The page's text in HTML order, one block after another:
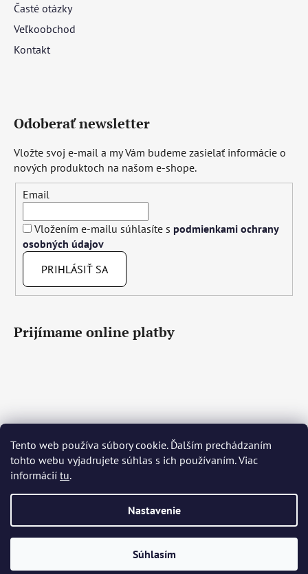
Tento web používa súbory cookie. Ďalším prechádzaním
tohto webu vyjadrujete súhlas s ich používaním. Viac
informácií tu.
Nastavenie
Súhlasím
Časté otázky
Veľkoobchod
Kontakt
Odoberať newsletter
Vložte svoj e-mail a my Vám budeme zasielať informácie o
nových produktoch na našom e-shope.
Email
Vložením e-mailu súhlasíte s podmienkami ochrany
osobných údajov
PRIHLÁSIŤ SA
Prijímame online platby
Čeština Slovenčina English Deutsch Magyar
Język polski Română Italiano Español Français
Português
Nederlands Українська Ελληνικά Svenska Dansk
Bohemia Crystal Glass